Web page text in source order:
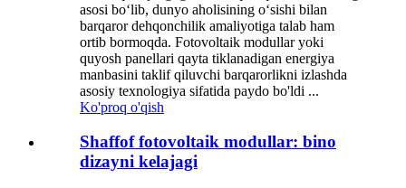
asosi boʻlib, dunyo aholisining oʻsishi bilan
barqaror dehqonchilik amaliyotiga talab ham
ortib bormoqda. Fotovoltaik modullar yoki
quyosh panellari qayta tiklanadigan energiya
manbasini taklif qiluvchi barqarorlikni izlashda
asosiy texnologiya sifatida paydo bo'ldi ...
Ko'proq o'qish
Shaffof fotovoltaik modullar: bino
dizayni kelajagi